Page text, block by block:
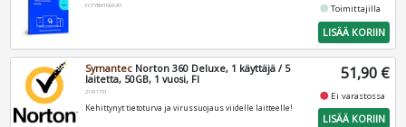
FCFYBR1N003FI fiber_manual_recordToimittajilla
LISÄÄ KORIIN
Symantec Norton 360 Deluxe, 1 käyttäjä / 5
laitetta, 50GB, 1 vuosi, FI
21411731
Kehittynyt tietoturva ja virussuojaus viidelle laitteelle!
51,90 €
fiber_manual_record Ei varastossa
LISÄÄ KORIIN